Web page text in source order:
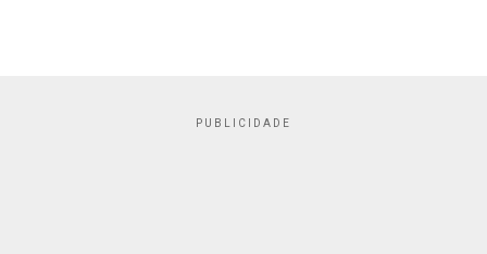
PUBLICIDADE